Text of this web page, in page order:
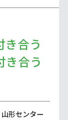
き合う
き合う
形センター